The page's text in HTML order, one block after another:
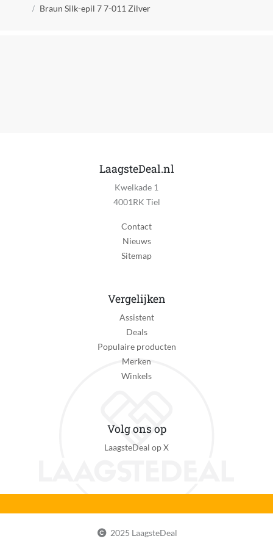
Kruimelpad
Braun Silk-epil 7 7-011 Zilver
LaagsteDeal.nl
Kwelkade 1
4001RK Tiel
Contact
Nieuws
Sitemap
Vergelijken
Assistent
Deals
Populaire producten
Merken
Winkels
Volg ons op
LaagsteDeal op X
2025 LaagsteDeal